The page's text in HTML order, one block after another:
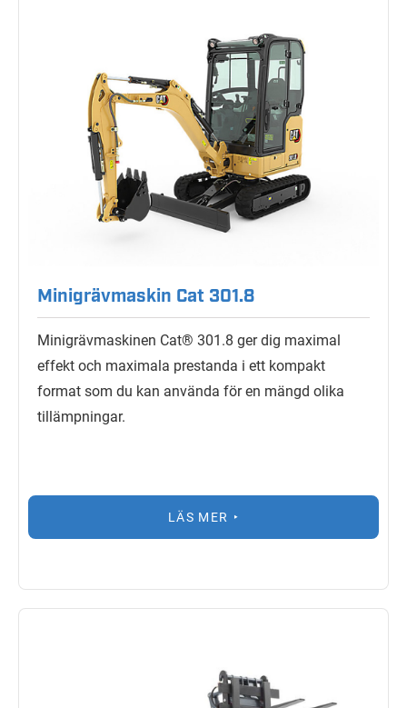
Minigrävmaskin Cat 301.8
Minigrävmaskinen Cat® 301.8 ger dig maximal
effekt och maximala prestanda i ett kompakt
format som du kan använda för en mängd olika
tillämpningar.
LÄS MER